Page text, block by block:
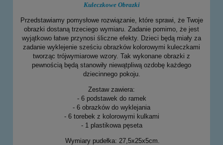
Kuleczkowe Obrazki
Przedstawiamy pomysłowe rozwiązanie, które sprawi, że Twoje
obrazki dostaną trzeciego wymiaru. Zadanie pomimo, że jest
wyjątkowo łatwe przynosi śliczne efekty. Dzieci będą miały za
zadanie wyklejenie sześciu obrazków kolorowymi kuleczkami
tworząc trójwymiarowe wzory. Tak wykonane obrazki z
pewnością będą stanowiły niewątpliwą ozdobę każdego
dziecinnego pokoju.
Zestaw zawiera:
- 6 podstawek do ramek
- 6 obrazków do wyklejania
- 6 torebek z kolorowymi kulkami
- 1 plastikowa pęseta
Wymiary pudełka: 27,5x25x5cm.